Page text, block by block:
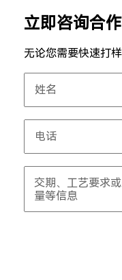
立即咨询合作
无论您需要快速打